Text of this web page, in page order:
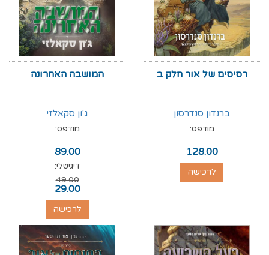
רסיסים של אור חלק ב
ברנדון סנדרסון
מודפס:
128.00
לרכישה
המושבה האחרונה
ג'ון סקאלזי
מודפס:
89.00
דיגיטלי:
49.00
29.00
לרכישה